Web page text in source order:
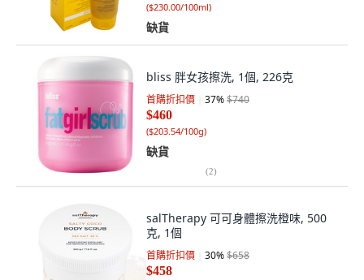
($230.00/100ml)
缺貨
bliss 胖女孩擦洗, 1個, 226克
首購折扣價 37%$740
$460
($203.54/100g)
缺貨
(2)
salTherapy 可可身體擦洗橙味, 500
克, 1個
首購折扣價 30%$658
$458